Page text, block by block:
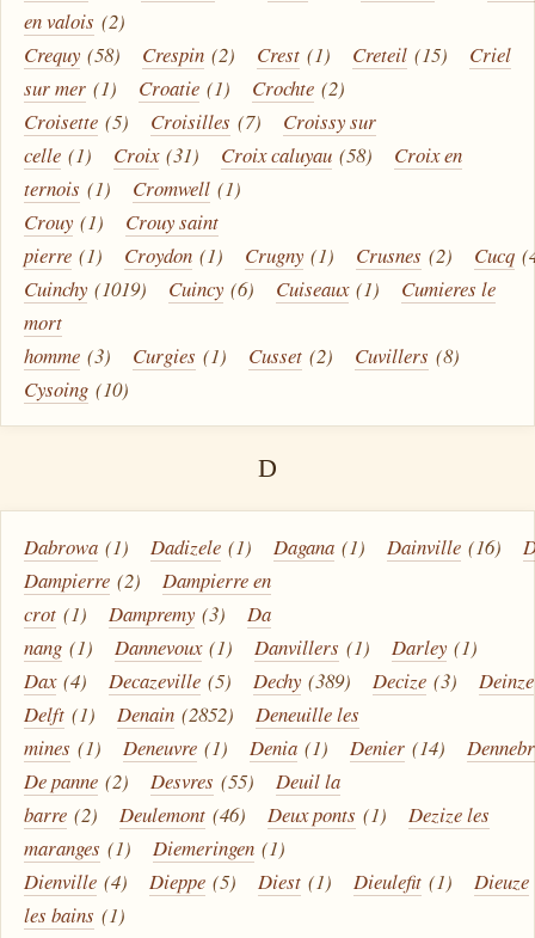
en valois (2)
Crequy (58) Crespin (2) Crest (1) Creteil (15)
Criel
sur mer (1) Croatie (1) Crochte (2)
Croisette (5) Croisilles (7)
Croissy sur
celle (1) Croix (31) Croix caluyau (58)
Croix en
ternois (1) Cromwell (1)
Crouy (1)
Crouy saint
pierre (1) Croydon (1) Crugny (1) Crusnes (2) Cucq
Cuinchy (1019) Cuincy (6) Cuiseaux (1)
Cumieres le
mort
homme (3) Curgies (1) Cusset (2) Cuvillers (8)
Cysoing (10)
D
Dabrowa (1) Dadizele (1) Dagana (1) Dainville (16)
Dampierre (2)
Dampierre en
crot (1) Dampremy (3)
Da
nang (1) Dannevoux (1) Danvillers (1) Darley (1)
Dax (4) Decazeville (5) Dechy (389) Decize (3)
Deinze
Delft (1) Denain (2852)
Deneuille les
mines (1) Deneuvre (1) Denia (1) Denier (14)
De panne (2) Desvres (55)
Deuil la
barre (2) Deulemont (46) Deux ponts (1)
Dezize les
maranges (1) Diemeringen (1)
Dienville (4) Dieppe (5) Diest (1) Dieulefit (1)
Dieuze
les bains (1)